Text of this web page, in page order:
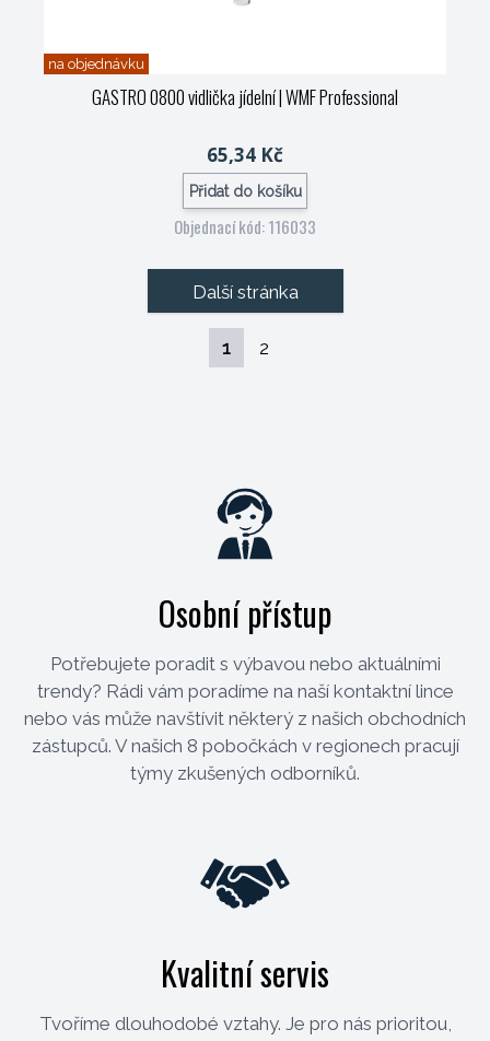
na objednávku
GASTRO 0800 vidlička jídelní| WMF Professional
65,34 Kč
Přidat do košíku
Objednací kód: 116033
Další stránka
1 2
Osobní přístup
Potřebujete poradit s výbavou nebo aktuálními
trendy? Rádi vám poradíme na naší kontaktní lince
nebo vás může navštívit některý z našich obchodních
zástupců. V našich 8 pobočkách v regionech pracují
týmy zkušených odborníků.
Kvalitní servis
Tvoříme dlouhodobé vztahy. Je pro nás prioritou,